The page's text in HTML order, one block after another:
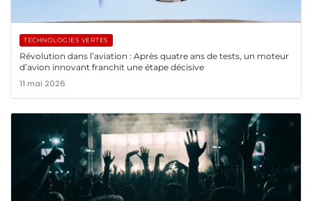
TECHNOLOGIES VERTES
Révolution dans l’aviation : Après quatre ans de tests, un moteur
d’avion innovant franchit une étape décisive
11 mai 2026